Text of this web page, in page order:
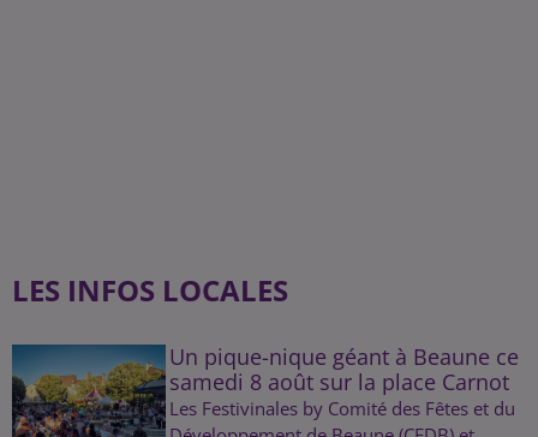
LES INFOS LOCALES
Un pique-nique géant à Beaune ce
samedi 8 août sur la place Carnot
Les Festivinales by Comité des Fêtes et du